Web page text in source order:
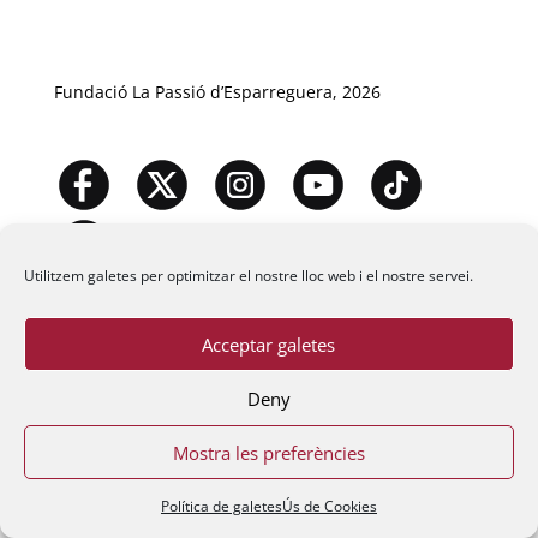
Utilitzem galetes per optimitzar el nostre lloc web i el nostre servei.
Acceptar galetes
Deny
Mostra les preferències
Política de galetesÚs de Cookies
Fundació La Passió d’Esparreguera, 2026